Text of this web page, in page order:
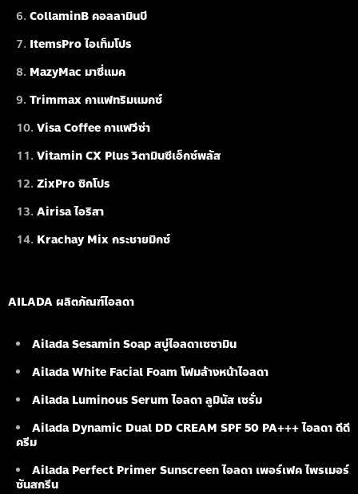
CollaminB คอลลามินบี
ItemsPro ไอเท็มโปร
MazyMac มาซี่แมค
Trimmax กาแฟทริมแมกซ์
Visa Coffee กาแฟวีซ่า
Vitamin CX Plus วิตามินซีเอ็กซ์พลัส
ZixPro ซิกโปร
Airisa ไอริสา
Krachay Mix กระชายมิกซ์
AILADA ผลิตภัณฑ์ไอลดา
Ailada Sesamin Soapสบู่ไอลดาเซซามิน
Ailada White Facial Foamโฟมล้างหน้าไอลดา
Ailada Luminous Serumไอลดา ลูมินัส เซรั่ม
Ailada Dynamic Dual DD CREAM SPF 50 PA+++ ไอลดา ดีดี
ครีม
Ailada Perfect Primer Sunscreen ไอลดา เพอร์เฟค ไพรเมอร์
ซันสกรีน